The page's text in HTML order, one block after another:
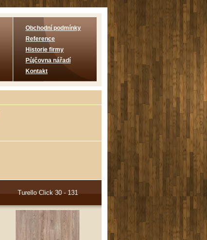
Turello Click 30 - 131
Obchodní podmínky
Reference
Historie firmy
Půjčovna nářadí
Kontakt